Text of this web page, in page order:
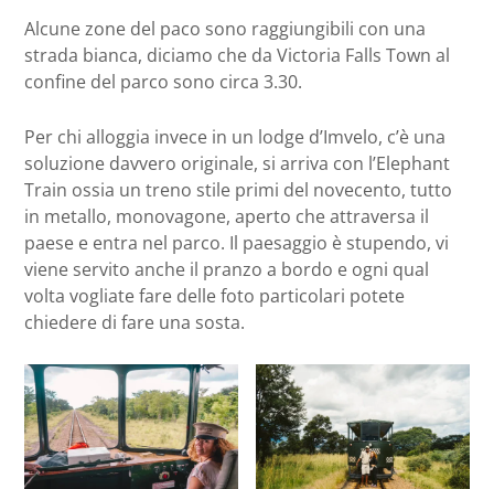
Alcune zone del paco sono raggiungibili con una
strada bianca, diciamo che da Victoria Falls Town al
confine del parco sono circa 3.30.
Per chi alloggia invece in un lodge d’Imvelo, c’è una
soluzione davvero originale, si arriva con l’Elephant
Train ossia un treno stile primi del novecento, tutto
in metallo, monovagone, aperto che attraversa il
paese e entra nel parco. Il paesaggio è stupendo, vi
viene servito anche il pranzo a bordo e ogni qual
volta vogliate fare delle foto particolari potete
chiedere di fare una sosta.